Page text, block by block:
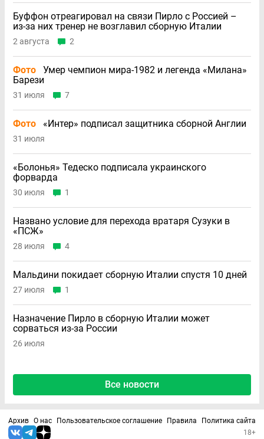
Буффон отреагировал на связи Пирло с Россией –
из-за них тренер не возглавил сборную Италии
2 августа 2
Фото
Умер чемпион мира-1982 и легенда «Милана»
Барези
31 июля 7
Фото «Интер» подписал защитника сборной Англии
31 июля
«Болонья» Тедеско подписала украинского
форварда
30 июля 1
Названо условие для перехода вратаря Сузуки в
«ПСЖ»
28 июля 4
Мальдини покидает сборную Италии спустя 10 дней
27 июля 1
Назначение Пирло в сборную Италии может
сорваться из-за России
26 июля
Все новости
Архив О нас Пользовательское соглашение Правила
Политика сайта
18+